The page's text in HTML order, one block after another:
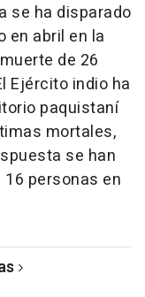
se ha disparado
en abril en la
de 26
Ejército indio ha
paquistaní
mortales,
se han
personas en